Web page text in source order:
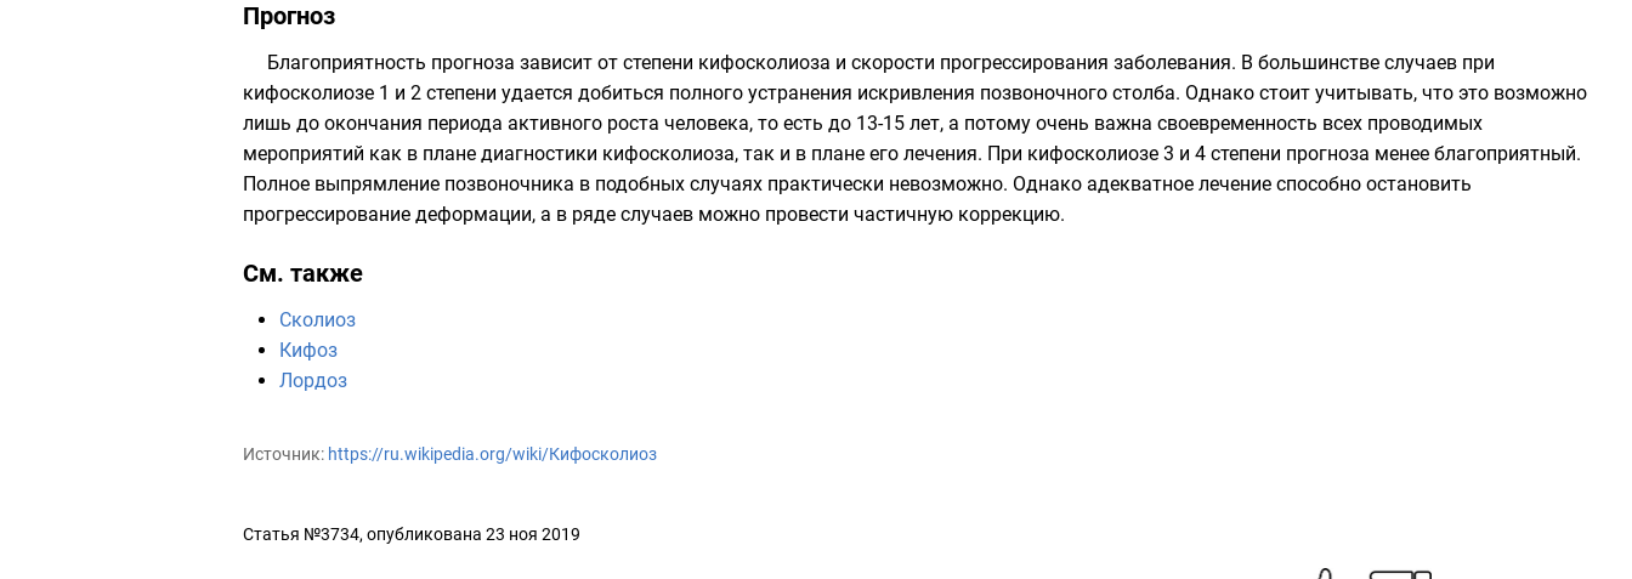
Прогноз
Благоприятность прогноза зависит от степени кифосколиоза и скорости прогрессирования заболевания. В большинстве случаев при
кифосколиозе 1 и 2 степени удается добиться полного устранения искривления позвоночного столба. Однако стоит учитывать, что это возможно
лишь до окончания периода активного роста человека, то есть до 13-15 лет, а потому очень важна своевременность всех проводимых
мероприятий как в плане диагностики кифосколиоза, так и в плане его лечения. При кифосколиозе 3 и 4 степени прогноза менее благоприятный.
Полное выпрямление позвоночника в подобных случаях практически невозможно. Однако адекватное лечение способно остановить
прогрессирование деформации, а в ряде случаев можно провести частичную коррекцию.
См. также
Сколиоз
Кифоз
Лордоз
Источник: https://ru.wikipedia.org/wiki/Кифосколиоз
Статья №3734, опубликована 23 ноя 2019